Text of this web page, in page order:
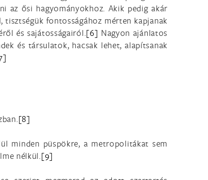
az ősi hagyományokhoz. Akik pedig akár
fontosságához mérten kapjanak
és sajátosságairól.[6] Nagyon ajánlatos
és társulatok, hacsak lehet, alapítsanak
[8]
minden püspökre, a metropolitákat sem
nélkül.[9]